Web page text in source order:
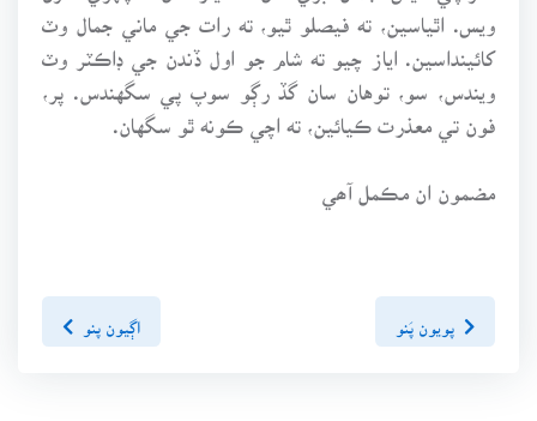
ويس. اٿياسين، ته فيصلو ٿيو، ته رات جي ماني جمال وٽ
کائينداسين. اياز چيو ته شام جو اول ڏندن جي ڊاڪٽر وٽ
ويندس، سو، توهان سان گڏ رڳو سوپ پي سگهندس. پر،
فون تي معذرت ڪيائين، ته اچي ڪونه ٿو سگهان.
مضمون ان مڪمل آھي
پويون پَنو اڳيون پنو